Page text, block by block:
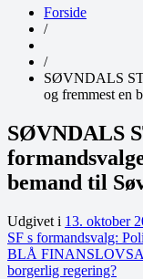
Forside
/
/
SØVNDALS
og fremmest en
SØVNDALS
bemand til
Udgivet i 13. oktober
SF s formandsvalg:
BLÅ
borgerlig regering?